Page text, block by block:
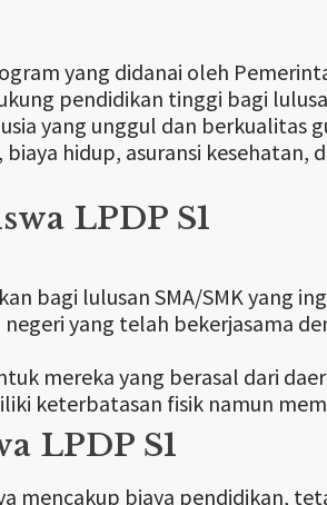
yang didanai oleh
pendidikan tinggi bagi
yang unggul dan berkualitas
hidup, asuransi kesehatan,
LPDP S1
bagi lulusan SMA/SMK yang
yang telah bekerjasama
mereka yang berasal dari
keterbatasan fisik namun
LPDP S1
mencakup biaya pendidikan,